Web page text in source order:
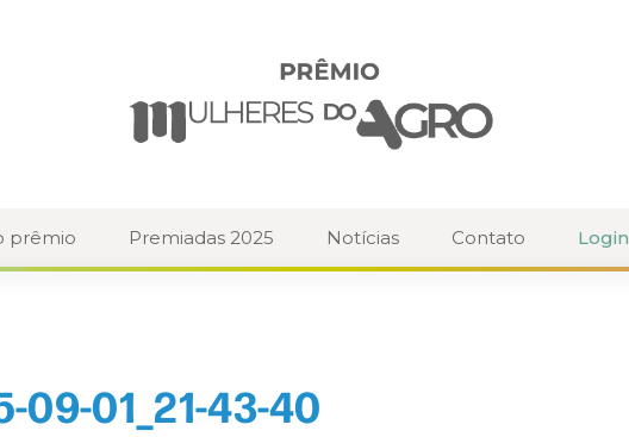
prêmio Premiadas 2025 Notícias Contato Login
01_21-43-40